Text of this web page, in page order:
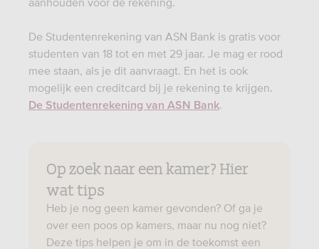
De Studentenrekening van ASN Bank is gratis voor
studenten van 18 tot en met 29 jaar. Je mag er rood
mee staan, als je dit aanvraagt. En het is ook
mogelijk een creditcard bij je rekening te krijgen.
De Studentenrekening van ASN Bank.
Op zoek naar een kamer? Hier
wat tips
Heb je nog geen kamer gevonden? Of ga je
over een poos op kamers, maar nu nog niet?
Deze tips helpen je om in de toekomst een